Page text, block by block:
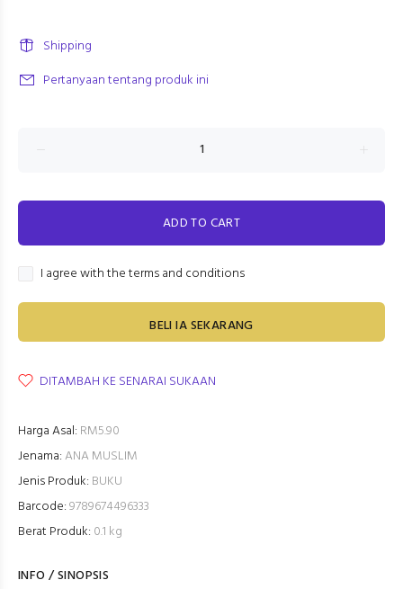
Shipping
Pertanyaan tentang produk ini
ADD TO CART
I agree with the terms and conditions
BELI IA SEKARANG
DITAMBAH KE SENARAI SUKAAN
Harga Asal: RM5.90
Jenama:ANA MUSLIM
Jenis Produk: BUKU
Barcode:9789674496333
Berat Produk: 0.1 kg
INFO / SINOPSIS